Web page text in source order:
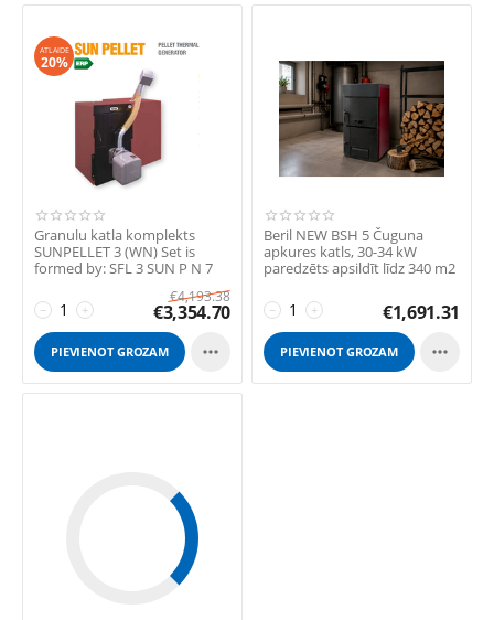
ATLAIDE
20%
Granulu katla komplekts
SUNPELLET 3 (WN) Set is
formed by: SFL 3 SUN P N 7
+
−
€4,193.38
€3,354.70
PIEVIENOT GROZAM 
Beril NEW BSH 5 Čuguna
apkures katls, 30-34 kW
paredzēts apsildīt līdz 340 m2
+
− €1,691.31
PIEVIENOT GROZAM 